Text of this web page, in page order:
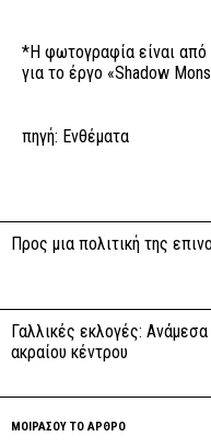
*Η φωτογραφία είναι από
για το έργο «Shadow
πηγή: Ενθέματα
Προς μια πολιτική της
Γαλλικές εκλογές:
ακραίου κέντρου
ΜΟΙΡΑΣΟΥ ΤΟ ΑΡΘΡΟ